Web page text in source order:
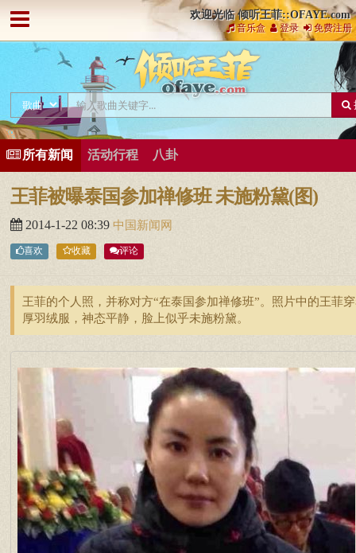
欢迎光临 倾听王菲::OFAYE.com
音乐盒 登录 免费注册
所有新闻 活动行程 八卦
王菲被曝泰国参加禅修班 未施粉黛(图)
2014-1-22 08:39 中国新闻网
喜欢 收藏 评论
王菲的个人照，并称对方“在泰国参加禅修班”。照片中的王菲
厚羽绒服，神态平静，脸上似乎未施粉黛。